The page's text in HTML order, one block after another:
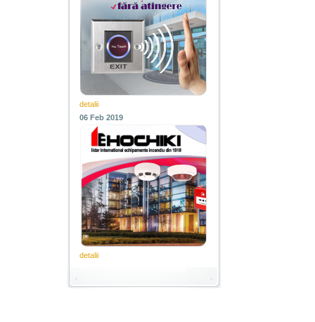
detalii
06 Feb 2019
detalii